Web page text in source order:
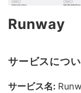
Runway
サービスにつ
サービス名: